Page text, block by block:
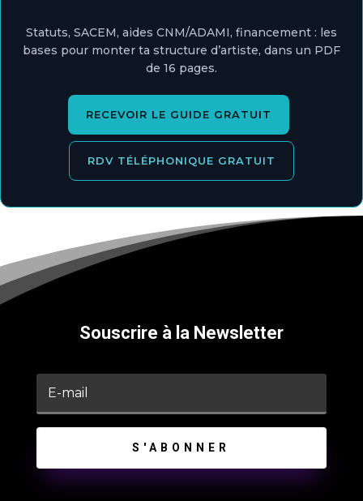
Statuts, SACEM, aides CNM/ADAMI, financement : les
bases pour monter ta structure d’artiste, dans un PDF
de 16 pages.
RECEVOIR LE GUIDE GRATUIT
RDV TÉLÉPHONIQUE GRATUIT
Souscrire à la Newsletter
S'ABONNER